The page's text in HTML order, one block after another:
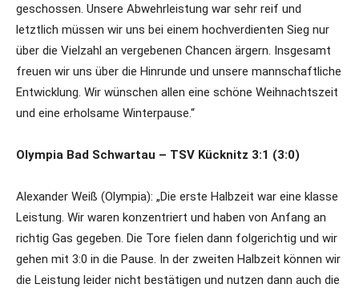
geschossen. Unsere Abwehrleistung war sehr reif und
letztlich müssen wir uns bei einem hochverdienten Sieg nur
über die Vielzahl an vergebenen Chancen ärgern. Insgesamt
freuen wir uns über die Hinrunde und unsere mannschaftliche
Entwicklung. Wir wünschen allen eine schöne Weihnachtszeit
und eine erholsame Winterpause.“
Olympia Bad Schwartau – TSV Kücknitz 3:1 (3:0)
Alexander Weiß (Olympia): „Die erste Halbzeit war eine klasse
Leistung. Wir waren konzentriert und haben von Anfang an
richtig Gas gegeben. Die Tore fielen dann folgerichtig und wir
gehen mit 3:0 in die Pause. In der zweiten Halbzeit können wir
die Leistung leider nicht bestätigen und nutzen dann auch die